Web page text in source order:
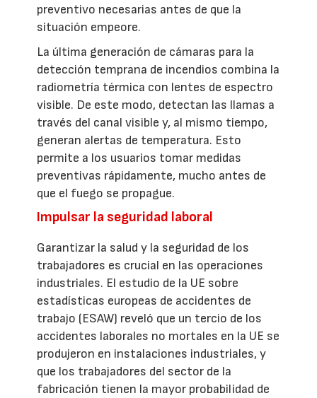
preventivo necesarias antes de que la
situación empeore.
La última generación de cámaras para la
detección temprana de incendios combina la
radiometría térmica con lentes de espectro
visible. De este modo, detectan las llamas a
través del canal visible y, al mismo tiempo,
generan alertas de temperatura. Esto
permite a los usuarios tomar medidas
preventivas rápidamente, mucho antes de
que el fuego se propague.
Impulsar la seguridad laboral
Garantizar la salud y la seguridad de los
trabajadores es crucial en las operaciones
industriales. El estudio de la UE sobre
estadísticas europeas de accidentes de
trabajo (ESAW) reveló que un tercio de los
accidentes laborales no mortales en la UE se
produjeron en instalaciones industriales, y
que los trabajadores del sector de la
fabricación tienen la mayor probabilidad de